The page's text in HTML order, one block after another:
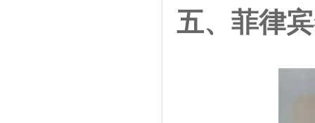
五、菲律